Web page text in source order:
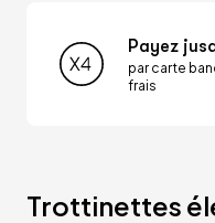
Payez
par carte
frais
Trottinettes